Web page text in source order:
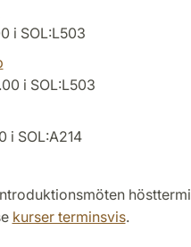
i SOL:L503
i SOL:L503
i SOL:A214
kurser terminsvis.